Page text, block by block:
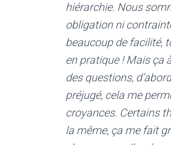
hiérarchie. Nous
obligation ni
beaucoup de facilité,
en pratique ! Mais ça
des questions,
préjugé, cela me
croyances. Certains
la même, ça me fait